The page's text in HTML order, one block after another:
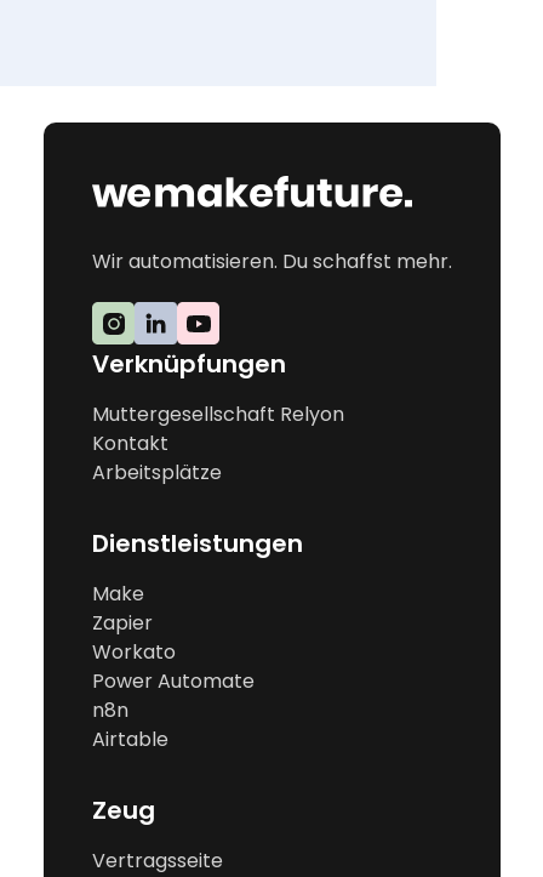
Wir automatisieren. Du schaffst mehr.
Verknüpfungen
Muttergesellschaft Relyon
Kontakt
Arbeitsplätze
Dienstleistungen
Make
Zapier
Workato
Power Automate
n8n
Airtable
Zeug
Vertragsseite